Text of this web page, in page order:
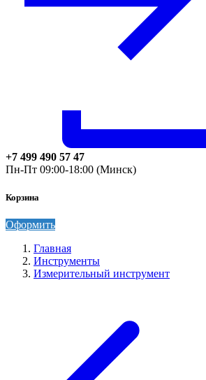
+7 499 490 57 47
Пн-Пт 09:00-18:00 (Минск)
Корзина
Оформить
Главная
Инструменты
Измерительный инструмент